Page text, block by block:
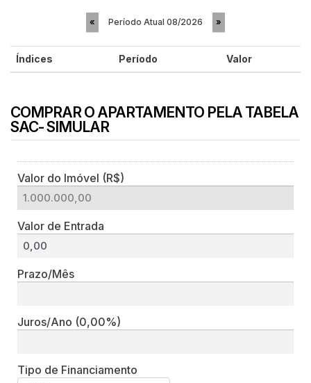
« Período Atual 08/2026 »
Índices Período Valor
COMPRAR O APARTAMENTO PELA TABELA
SAC- SIMULAR
Valor do Imóvel (R$)
Valor de Entrada
Prazo/Mês
Juros/Ano (0,00%)
Tipo de Financiamento